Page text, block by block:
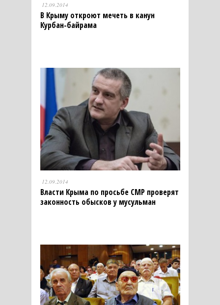
12.09.2014
В Крыму откроют мечеть в канун
Курбан-байрама
12.09.2014
Власти Крыма по просьбе СМР проверят
законность обысков у мусульман